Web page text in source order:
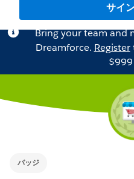
サイ
Bring your team and
Dreamforce. Register
$999
バッジ